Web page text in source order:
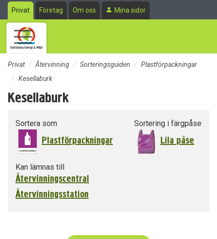
Till sidans huvudinnehåll
Privat Företag Om oss Mina sidor
Privat Återvinning Sorteringsguiden
Plastförpackningar
Kesellaburk
Kesellaburk
Sortera som
Plastförpackningar
Sortering i färgpåse
Lila påse
Kan lämnas till
Återvinningscentral
Återvinningsstation